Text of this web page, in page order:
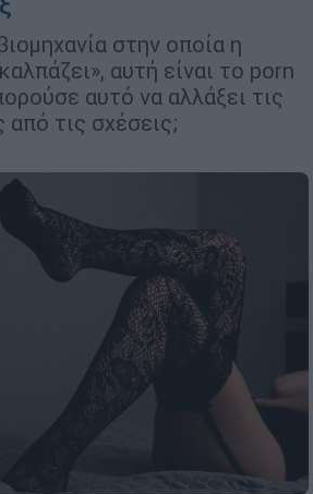
στην οποία η
αυτή είναι το porn
αυτό να αλλάξει τις
τις σχέσεις;